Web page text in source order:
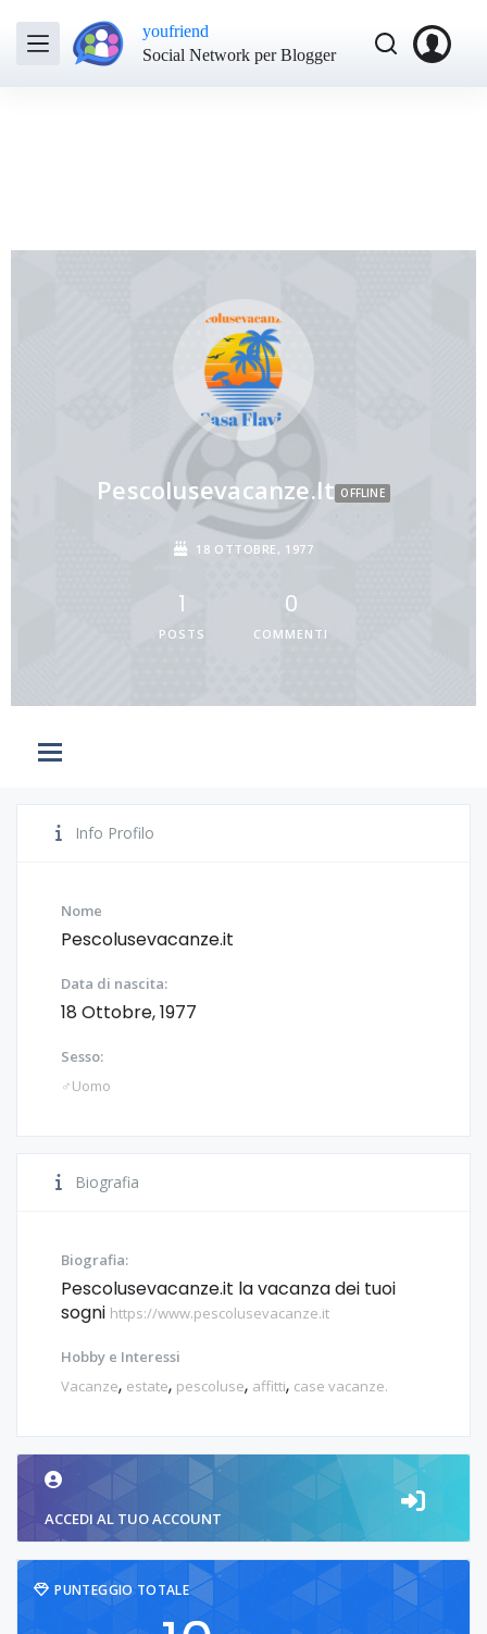
youfriend
Social Network per Blogger
Pescolusevacanze.it OFFLINE
18 OTTOBRE, 1977
1
POSTS
0
COMMENTI
Info Profilo
Nome
Pescolusevacanze.it
Data di nascita:
18 Ottobre, 1977
Sesso:
♂️Uomo
Biografia
Biografia:
Pescolusevacanze.it la vacanza dei tuoi
sogni https://www.pescolusevacanze.it
Hobby e Interessi
Vacanze, estate, pescoluse, affitti, case vacanze.
ACCEDI AL TUO ACCOUNT
PUNTEGGIO TOTALE